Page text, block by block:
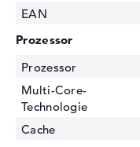
EAN
Prozessor
Prozessor
Multi-Core-
Technologie
Cache